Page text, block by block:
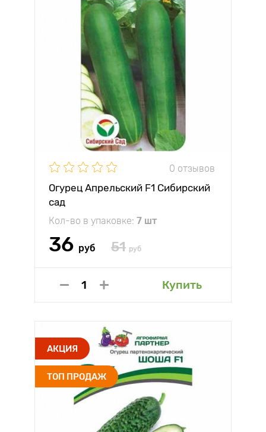
0 отзывов
Огурец Апрельский F1 Сибирский
сад
Кол-во в упаковке: 7 шт
36 руб 51 руб
Купить
АКЦИЯ
ТОП ПРОДАЖ